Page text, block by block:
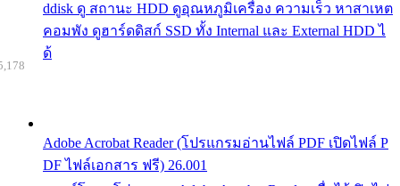
ddisk ดู สถานะ HDD ดูอุณหภูมิเครื่อง ความเร็ว หาสาเหต
คอมพัง ดูฮาร์ดดิสก์ SSD ทั้ง Internal และ External HDD ไ
ด้
Adobe Acrobat Reader (โปรแกรมอ่านไฟล์ PDF เปิดไฟล์ P
DF ไฟล์เอกสาร ฟรี) 26.001